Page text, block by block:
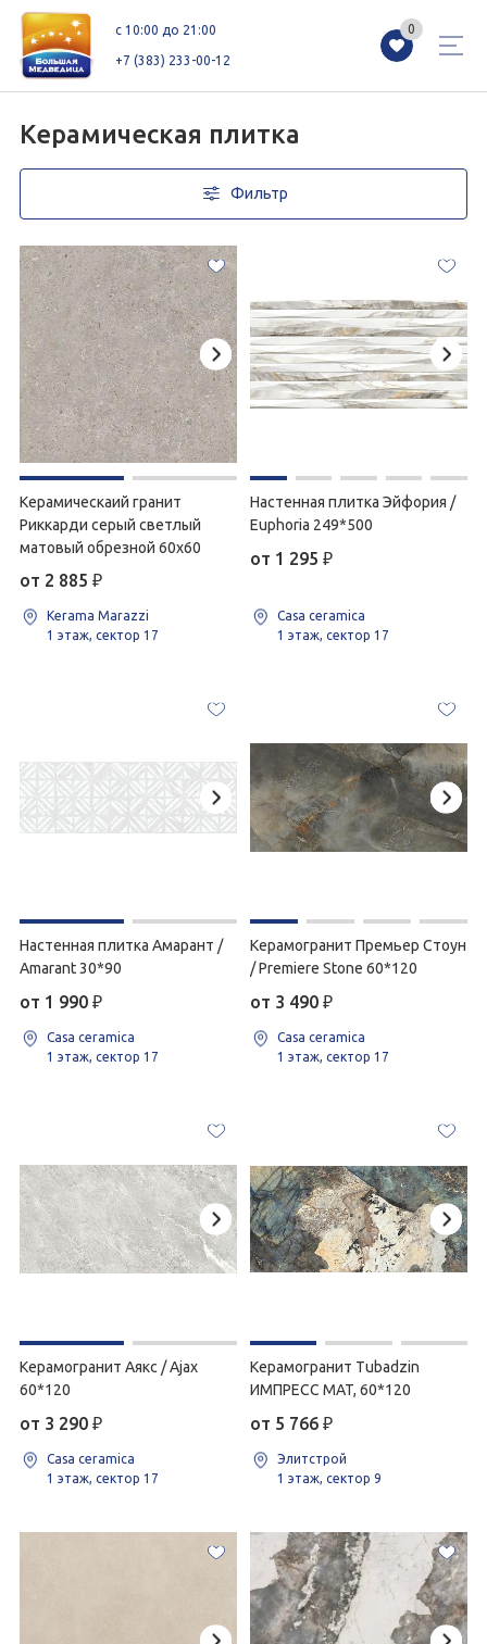
+7 (383) 233-00-12
c 10:00 до 21:00 0
Каталог
Как добраться Сервисы
Схемы этажей Новоселам
+7 (383) 233-00-12
c 10:00 до 21:00
Керамическая плитка
Фильтр
Керамическаий гранит
Риккарди серый светлый
матовый обрезной 60х60
от 2 885 ₽
Kerama Marazzi
1 этаж, сектор 17
Настенная плитка Эйфория /
Euphoria 249*500
от 1 295 ₽
Casa ceramica
1 этаж, сектор 17
Настенная плитка Амарант /
Amarant 30*90
от 1 990 ₽
Casa ceramica
1 этаж, сектор 17
Керамогранит Премьер Стоун
/ Premiere Stone 60*120
от 3 490 ₽
Casa ceramica
1 этаж, сектор 17
Керамогранит Аякс / Ajax
60*120
от 3 290 ₽
Casa ceramica
1 этаж, сектор 17
Керамогранит Tubadzin
ИМПРЕСС MAT, 60*120
от 5 766 ₽
Элитстрой
1 этаж, сектор 9